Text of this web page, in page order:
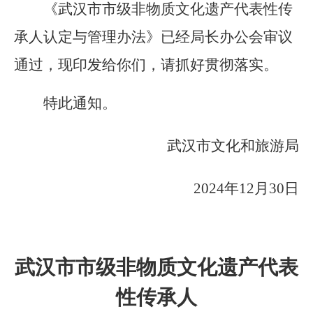
《武汉市市级非物质文化遗产代表性传
承人认定与管理办法》已经局长办公会审议
通过，现印发给你们，请抓好贯彻落实。
特此通知。
武汉市文化和旅游局
2024年12月 30 日
武汉市市级非物质文化遗产代表
性传承人